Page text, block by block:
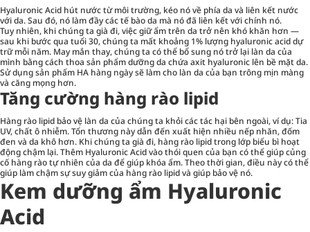
Hyaluronic Acid hút nước từ môi trường, kéo nó về phía da và liên kết nước
với da. Sau đó, nó làm đầy các tế bào da mà nó đã liên kết với chính nó.
Tuy nhiên, khi chúng ta già đi, việc giữ ẩm trên da trở nên khó khăn hơn —
sau khi bước qua tuổi 30, chúng ta mất khoảng 1% lượng hyaluronic acid dự
trữ mỗi năm. May mắn thay, chúng ta có thể bổ sung nó trở lại làn da của
mình bằng cách thoa sản phẩm dưỡng da chứa axit hyaluronic lên bề mặt da.
Sử dụng sản phẩm HA hàng ngày sẽ làm cho làn da của bạn trông mịn màng
và căng mọng hơn.
Tăng cường hàng rào lipid
Hàng rào lipid bảo vệ làn da của chúng ta khỏi các tác hại bên ngoài, ví dụ: Tia
UV, chất ô nhiễm. Tổn thương này dẫn đến xuất hiện nhiều nếp nhăn, đốm
đen và da khô hơn. Khi chúng ta già đi, hàng rào lipid trong lớp biểu bì hoạt
động chậm lại. Thêm Hyaluronic Acid vào thói quen của bạn có thể giúp củng
cố hàng rào tự nhiên của da để giúp khóa ẩm. Theo thời gian, điều này có thể
giúp làm chậm sự suy giảm của hàng rào lipid và giúp bảo vệ nó.
Kem dưỡng ẩm Hyaluronic
Acid